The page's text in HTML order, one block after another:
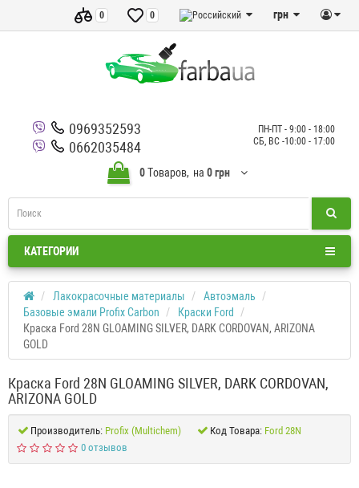
грн
0
0
0969352593
0662035484
ПН-ПТ - 9:00 - 18:00
СБ, ВС -10:00 - 17:00
0Tоваров, на 0 грн
КАТЕГОРИИ
Лакокрасочные материалы
Автоэмаль
Базовые эмали Profix Carbon
Краски Ford
Краска Ford 28N GLOAMING SILVER, DARK CORDOVAN, ARIZONA
GOLD
Краска Ford 28N GLOAMING SILVER, DARK CORDOVAN,
ARIZONA GOLD
Производитель: Profix (Multichem) Код Товара: Ford 28N
0 отзывов